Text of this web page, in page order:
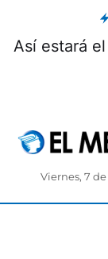
Así estará
Viernes, 7